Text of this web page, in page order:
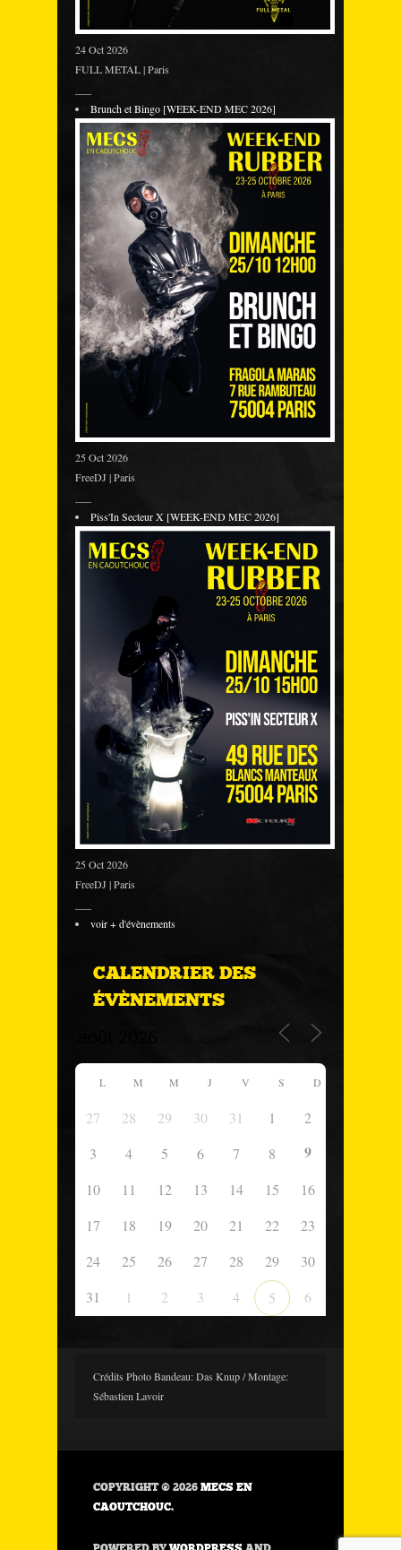
24 Oct 2026
FULL METAL | Paris
Brunch et Bingo [WEEK-END MEC 2026]
25 Oct 2026
FreeDJ | Paris
Piss'In Secteur X [WEEK-END MEC 2026]
25 Oct 2026
FreeDJ | Paris
voir + d'évènements
CALENDRIER DES
ÉVÈNEMENTS
L M M J V S D
27 28 29 30 31 1
2
3
4 5 6 7 8 9
10 11 12 13 14 15
16
17
18 19 20 21 22
23
24
25 26 27 28 29
30
31
1 2 3 4 5 6
Crédits Photo Bandeau: Das Knup / Montage:
Sébastien Lavoir
COPYRIGHT © 2026 MECS EN
CAOUTCHOUC.